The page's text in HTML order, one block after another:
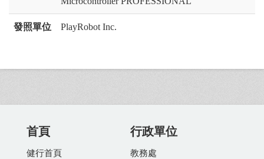
發照單位 PlayRobot Inc.
首頁
健行首頁
行政單位
教務處